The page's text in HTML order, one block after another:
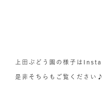
上田ぶどう園の様子は
是非そちらもご覧ください♪